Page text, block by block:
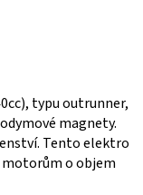
typu outrunner,
magnety.
Tento elektro
o objem